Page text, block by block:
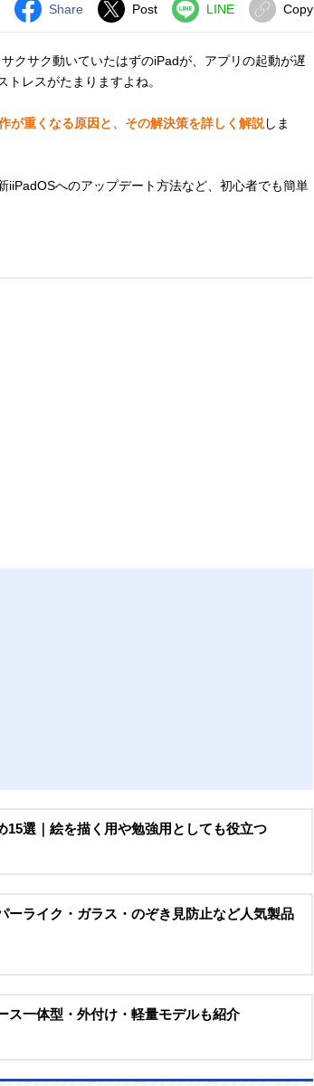
Share Post LINE Copy
クサク動いていたはずのiPadが、アプリの起動が遅
レスがたまりますよね。
が重くなる原因と、その解決策を詳しく解説しま
へのアップデート方法など、初心者でも簡単
15選｜絵を描く用や勉強用としても役立つ
ーライク・ガラス・のぞき見防止など人気製品
ス一体型・外付け・軽量モデルも紹介